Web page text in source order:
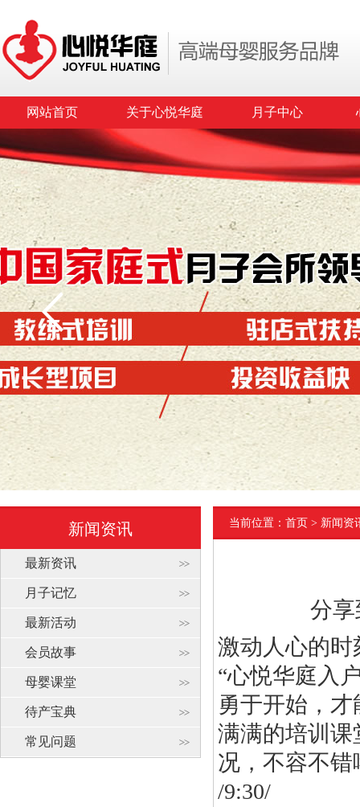
网站首页 关于心悦华庭 月子中心
新闻资讯
最新资讯
月子记忆
最新活动
会员故事
母婴课堂
待产宝典
常见问题
当前位置： 首页 > 新闻资
分享
激动人心的
“心悦华庭入
勇于开始，
满满的培训
况，不容不错
/9:30/